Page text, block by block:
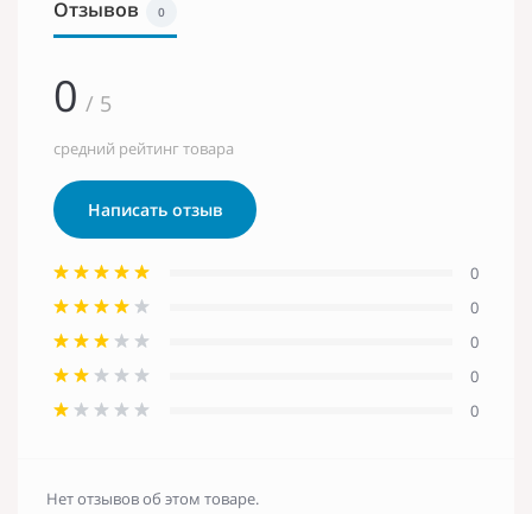
Отзывов 0
0 / 5
средний рейтинг товара
Написать отзыв
0
0
0
0
0
Нет отзывов об этом товаре.